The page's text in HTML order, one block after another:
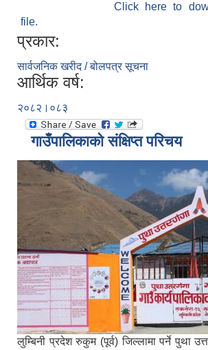
Click here to
file.
प्रकार:
सार्वजनिक खरीद / बोलपत्र सूचना
आर्थिक वर्ष:
२०८२।०८३
गाउँपालिकाको संक्षिप्त परिचय
लुम्बिनी प्रदेश रुकुम (पूर्व) जिल्लामा पर्ने पुथा